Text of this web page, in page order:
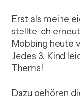
Erst als meine
stellte ich
Mobbing heute
Jedes 3. Kind
Thema!
Dazu gehören